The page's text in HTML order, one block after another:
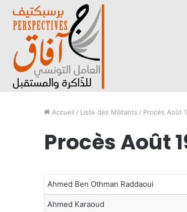
Accueil / Liste des Militants / Procès Août
Procès Août
Ahmed Ben Othman Raddaoui
Ahmed Karaoud